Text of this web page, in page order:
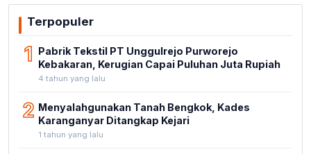
Terpopuler
1 Pabrik Tekstil PT Unggulrejo Purworejo
Kebakaran, Kerugian Capai Puluhan Juta Rupiah
4 tahun yang lalu
2 Menyalahgunakan Tanah Bengkok, Kades
Karanganyar Ditangkap Kejari
1 tahun yang lalu